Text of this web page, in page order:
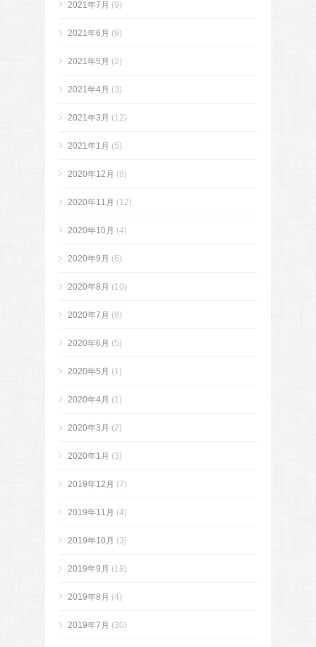
2021年7月 (9)
2021年6月 (9)
2021年5月 (2)
2021年4月 (3)
2021年3月 (12)
2021年1月 (5)
2020年12月 (8)
2020年11月 (12)
2020年10月 (4)
2020年9月 (6)
2020年8月 (10)
2020年7月 (8)
2020年6月 (5)
2020年5月 (1)
2020年4月 (1)
2020年3月 (2)
2020年1月 (3)
2019年12月 (7)
2019年11月 (4)
2019年10月 (3)
2019年9月 (18)
2019年8月 (4)
2019年7月 (30)